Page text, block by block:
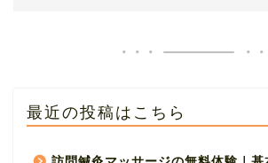
最近の投稿はこちら